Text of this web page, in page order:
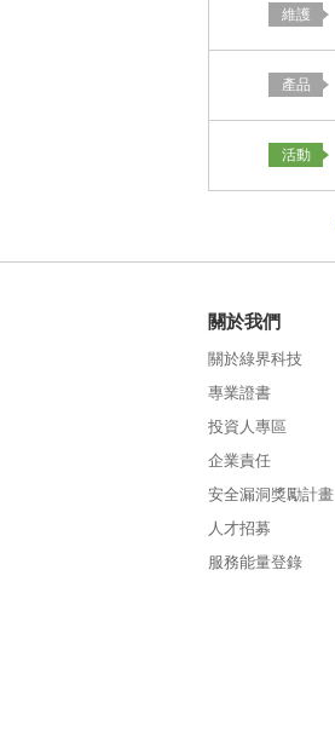
關於我們
關於綠界科技
專業證書
投資人專區
企業責任
安全漏洞獎勵計畫
人才招募
服務能量登錄